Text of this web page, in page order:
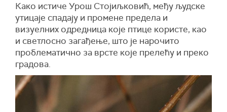
Како истиче Урош Стојиљковић, међу људске
утицаје спадају и промене предела и
визуелних одредница које птице користе, као
и светлосно загађење, што је нарочито
проблематично за врсте које прелећу и преко
градова.